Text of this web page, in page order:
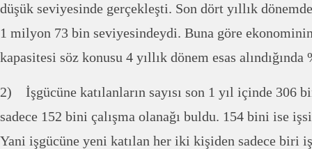
düşük seviyesinde gerçekleşti. Son dört yıllık
1 milyon 73 bin seviyesindeydi. Buna göre
kapasitesi söz konusu 4 yıllık dönem esas alındığında
2) İşgücüne katılanların sayısı son 1 yıl içinde 306
sadece 152 bini çalışma olanağı buldu. 154 bini ise
Yani işgücüne yeni katılan her iki kişiden sadece biri